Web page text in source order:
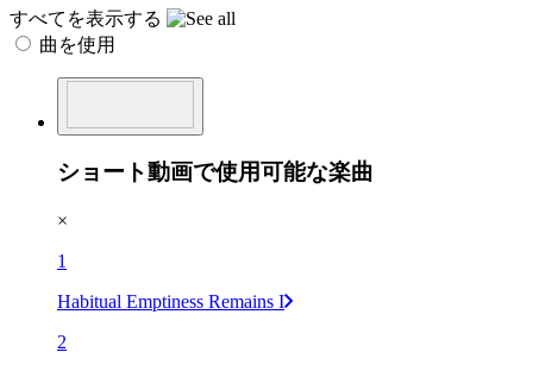
すべてを表示する
曲を使用
ショート動画で使用可能な楽曲
×
1
Habitual Emptiness Remains I
2